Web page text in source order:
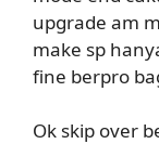
upgrade am
make sp
fine berpro
Ok skip over